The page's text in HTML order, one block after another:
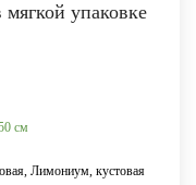
упаковке
см
Лимониум, кустовая